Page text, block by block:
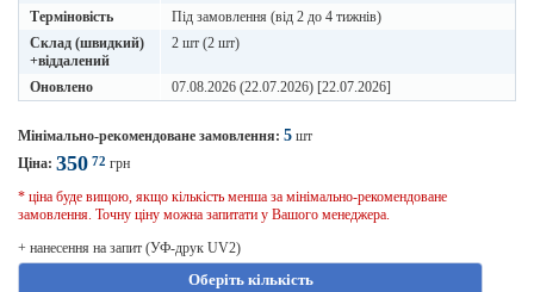
Терміновість
Під замовлення (від 2 до 4 тижнів)
Склад (швидкий)
+віддалений
2 шт (2 шт)
Оновлено 07.08.2026 (22.07.2026) [22.07.2026]
Мінімально-рекомендоване замовлення: 5 шт
Ціна: 350 72 грн
* ціна буде вищою, якщо кількість менша за мінімально-рекомендоване
замовлення. Точну ціну можна запитати у Вашого менеджера.
+ нанесення на запит (УФ-друк UV2)
Оберіть кількість